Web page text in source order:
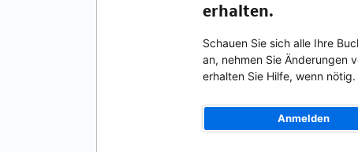
erhalten.
Schauen Sie sich alle Ihre
an, nehmen Sie Änderungen
erhalten Sie Hilfe, wenn nötig.
Anmelden